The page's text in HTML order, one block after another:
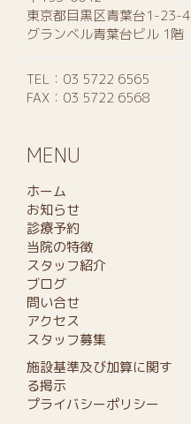
東京都目黒区青葉台1-23-4
グランベル青葉台ビル 1階
TEL： 03 5722 6565
FAX：03 5722 6568
MENU
ホーム
お知らせ
診療予約
当院の特徴
スタッフ紹介
ブログ
問い合せ
アクセス
スタッフ募集
施設基準及び加算に関す
る掲示
プライバシーポリシー